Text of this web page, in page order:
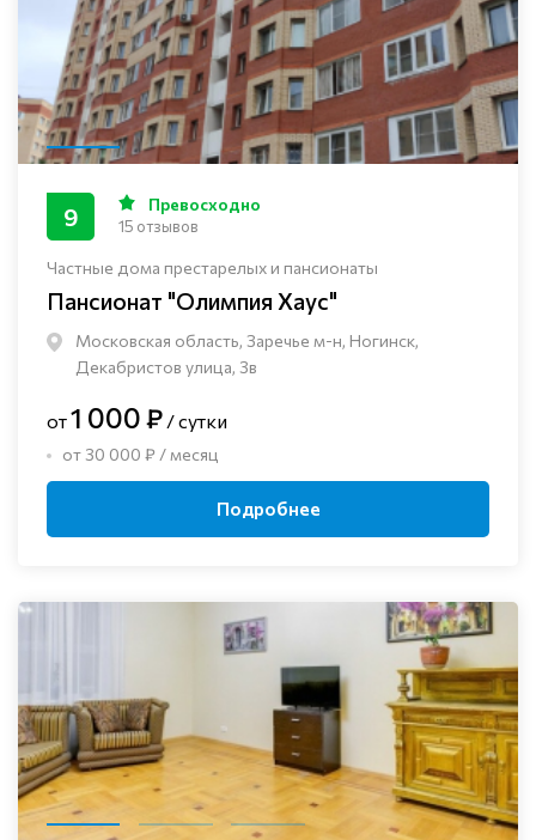
Частные дома престарелых и пансионаты
Пансионат "Олимпия Хаус"
Московская область, Заречье м-н, Ногинск, ​
Декабристов улица, 3в
9 Превосходно
15 отзывов
от1 000 ₽ / сутки
от 30 000 ₽ / месяц
Подробнее